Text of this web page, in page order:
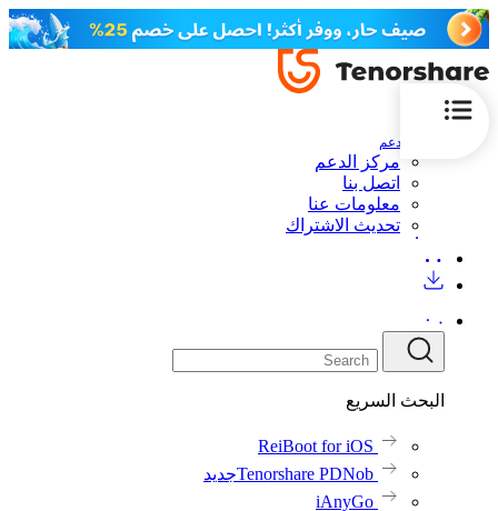
الدعم
مركز الدعم
اتصل بنا
معلومات عنا
تحديث الاشتراك
البحث السريع
ReiBoot for iOS
Tenorshare PDNobجديد
iAnyGo